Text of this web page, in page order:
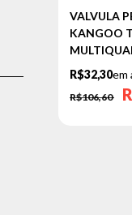
VALVULA
KANGOO
R$32,30em
R$106,60